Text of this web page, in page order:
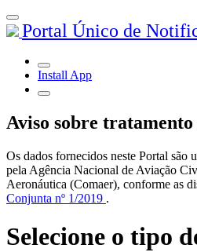
Portal Único de
Install App
Aviso sobre tratamento
Os dados fornecidos neste Portal são
pela Agência Nacional de Aviação
Aeronáutica (Comaer), conforme as
Conjunta nº 1/2019 .
Selecione o tipo